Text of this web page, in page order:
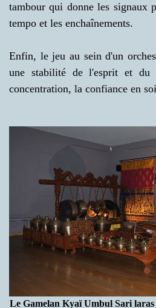
tambour qui donne les signaux
tempo et les enchaînements.
Enfin, le jeu au sein d'un
une stabilité de l'esprit et du
concentration, la confiance en
Le Gamelan Kyaï Umbul Sari laras